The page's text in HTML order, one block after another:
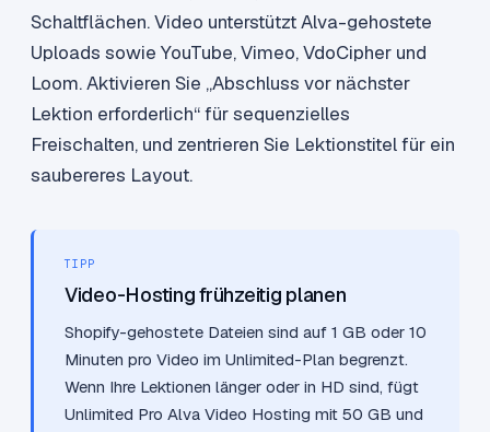
Schaltflächen. Video unterstützt Alva-gehostete
Uploads sowie YouTube, Vimeo, VdoCipher und
Loom. Aktivieren Sie „Abschluss vor nächster
Lektion erforderlich“ für sequenzielles
Freischalten, und zentrieren Sie Lektionstitel für ein
saubereres Layout.
TIPP
Video-Hosting frühzeitig planen
Shopify-gehostete Dateien sind auf 1 GB oder 10
Minuten pro Video im Unlimited-Plan begrenzt.
Wenn Ihre Lektionen länger oder in HD sind, fügt
Unlimited Pro Alva Video Hosting mit 50 GB und